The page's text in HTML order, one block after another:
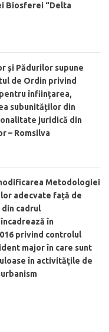
Biosferei “Delta
și Pădurilor supune
de Ordin privind
înființarea,
subunităților din
juridică din
– Romsilva
Metodologiei
adecvate față de
cadrul
în
privind controlul
major în care sunt
în activităţile de